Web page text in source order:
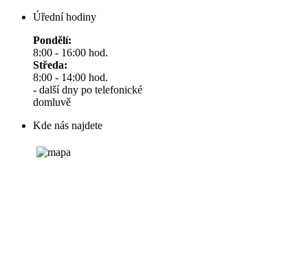
Úřední hodiny
Pondělí:
8:00 - 16:00 hod.
Středa:
8:00 - 14:00 hod.
- další dny po telefonické
domluvě
Kde nás najdete